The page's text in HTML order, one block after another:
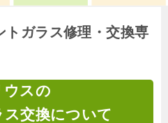
トガラス修理・交換専
ウスの
交換について